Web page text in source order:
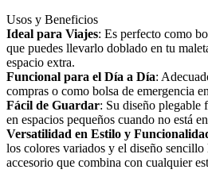
Usos y Beneficios
Ideal para Viajes: Es perfecto como
que puedes llevarlo doblado en tu
espacio extra.
Funcional para el Día a Día:
compras o como bolsa de emergencia
Fácil de Guardar: Su diseño plegable
en espacios pequeños cuando no está
Versatilidad en Estilo y
los colores variados y el diseño
accesorio que combina con cualquier